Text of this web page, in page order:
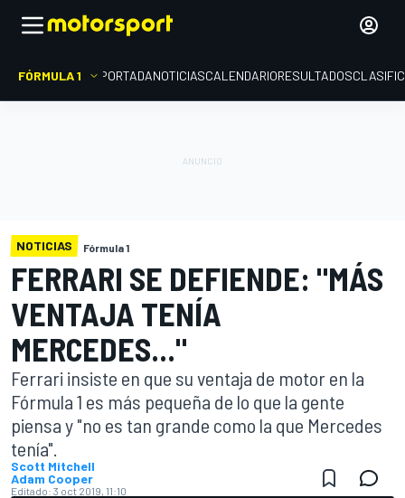
FÓRMULA 1 PORTADANOTICIASCALENDARIORESULTADOS
NOTICIAS Fórmula 1
FERRARI SE DEFIENDE: "MÁS
VENTAJA TENÍA
MERCEDES..."
Ferrari insiste en que su ventaja de motor en la
Fórmula 1 es más pequeña de lo que la gente
piensa y "no es tan grande como la que Mercedes
tenía".
Scott Mitchell
Adam Cooper
Editado: 3 oct 2019, 11:10